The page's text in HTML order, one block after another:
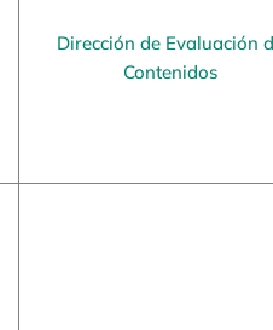
Dirección de Evaluación
Contenidos